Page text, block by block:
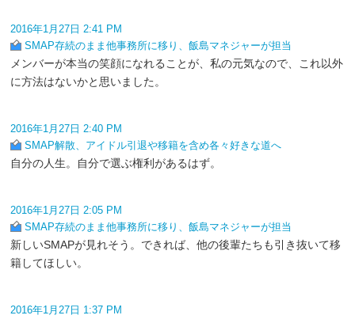
2016年1月27日 2:41 PM
SMAP存続のまま他事務所に移り、飯島マネジャーが担当
メンバーが本当の笑顔になれることが、私の元気なので、これ以外
に方法はないかと思いました。
2016年1月27日 2:40 PM
SMAP解散、アイドル引退や移籍を含め各々好きな道へ
自分の人生。自分で選ぶ権利があるはず。
2016年1月27日 2:05 PM
SMAP存続のまま他事務所に移り、飯島マネジャーが担当
新しいSMAPが見れそう。できれば、他の後輩たちも引き抜いて移
籍してほしい。
2016年1月27日 1:37 PM